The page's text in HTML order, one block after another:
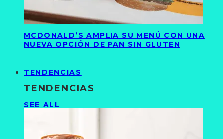
MCDONALD’S AMPLIA SU MENÚ CON UNA
NUEVA OPCIÓN DE PAN SIN GLUTEN
TENDENCIAS
TENDENCIAS
SEE ALL